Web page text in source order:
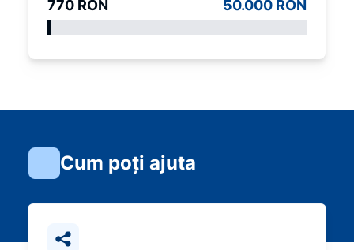
770 RON 50.000 RON
Cum poți ajuta